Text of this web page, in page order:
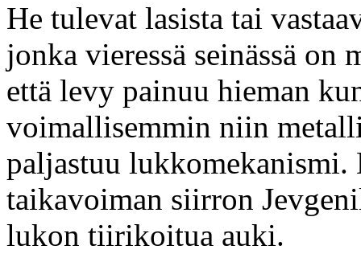
He tulevat lasista tai
jonka vieressä seinässä on
että levy painuu hieman
voimallisemmin niin
paljastuu
taikavoiman siirron
lukon tiirikoitua auki.